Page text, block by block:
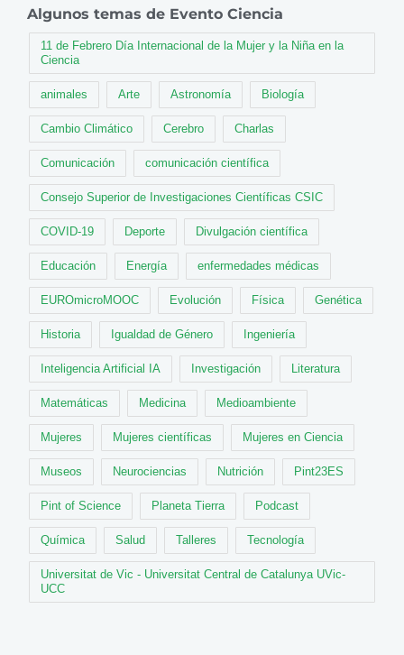
Algunos temas de Evento Ciencia
11 de Febrero Día Internacional de la Mujer y la Niña en la
Ciencia
animales Arte Astronomía Biología
Cambio Climático Cerebro Charlas
Comunicación comunicación científica
Consejo Superior de Investigaciones Científicas CSIC
COVID-19 Deporte Divulgación científica
Educación Energía enfermedades médicas
EUROmicroMOOC Evolución Física Genética
Historia Igualdad de Género Ingeniería
Inteligencia Artificial IA Investigación Literatura
Matemáticas Medicina Medioambiente
Mujeres Mujeres científicas Mujeres en Ciencia
Museos Neurociencias Nutrición Pint23ES
Pint of Science Planeta Tierra Podcast
Química Salud Talleres Tecnología
Universitat de Vic - Universitat Central de Catalunya UVic-
UCC